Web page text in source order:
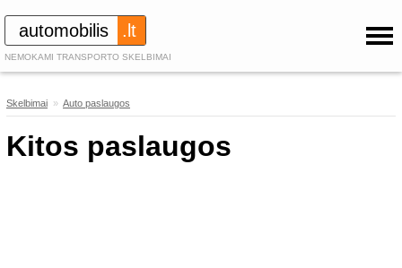
automobilis .lt
NEMOKAMI TRANSPORTO SKELBIMAI
Skelbimai » Auto paslaugos
Kitos paslaugos